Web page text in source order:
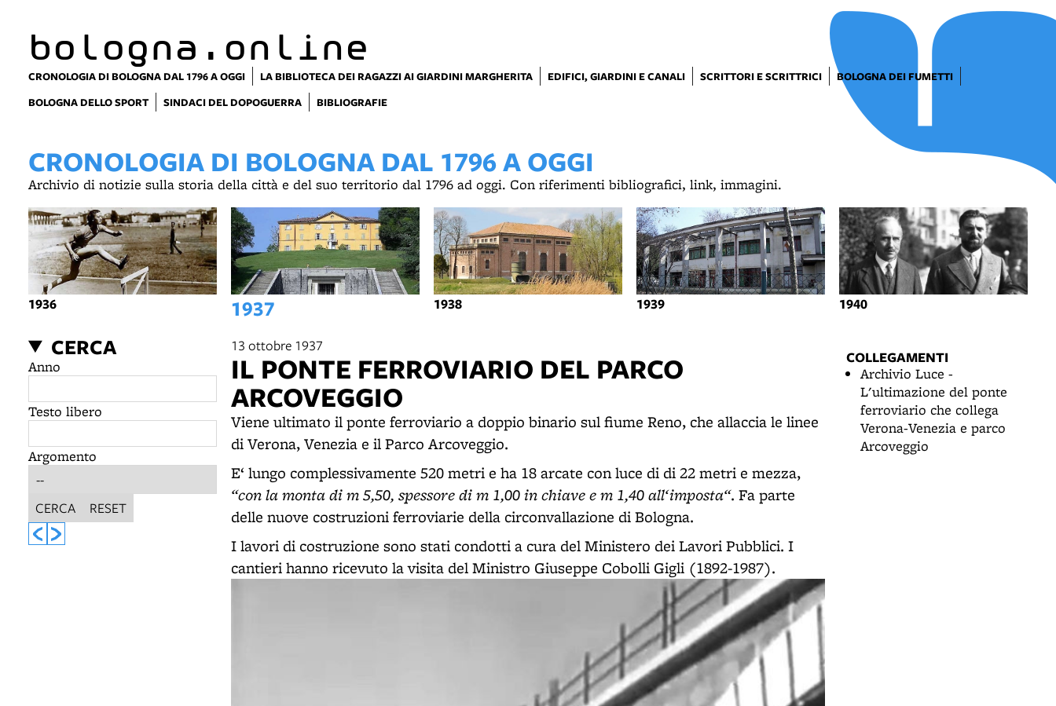
bologna.online
CRONOLOGIA DI BOLOGNA DAL 1796 A OGGI LA BIBLIOTECA DEI RAGAZZI AI GIARDINI MARGHERITA EDIFICI, GIARDINI E CANALI SCRITTORI E SCRITTRICI
BOLOGNA DEI FUMETTI
BOLOGNA DELLO SPORT
SINDACI DEL DOPOGUERRA BIBLIOGRAFIE
CRONOLOGIA DI BOLOGNA DAL 1796 A OGGI
Archivio di notizie sulla storia della città e del suo territorio dal 1796 ad oggi. Con riferimenti bibliografici, link, immagini.
1936 1937 1938 1939 1940
CERCA
Anno
Testo libero
Argomento
CERCA RESET
13 ottobre 1937
IL PONTE FERROVIARIO DEL PARCO
ARCOVEGGIO
Viene ultimato il ponte ferroviario a doppio binario sul fiume Reno, che allaccia le linee
di Verona, Venezia e il Parco Arcoveggio.
E‘ lungo complessivamente 520 metri e ha 18 arcate con luce di di 22 metri e mezza,
“con la monta di m 5,50, spessore di m 1,00 in chiave e m 1,40 all‘imposta“. Fa parte
delle nuove costruzioni ferroviarie della circonvallazione di Bologna.
I lavori di costruzione sono stati condotti a cura del Ministero dei Lavori Pubblici. I
cantieri hanno ricevuto la visita del Ministro Giuseppe Cobolli Gigli (1892-1987).
COLLEGAMENTI
Archivio Luce -
L'ultimazione del ponte
ferroviario che collega
Verona-Venezia e parco
Arcoveggio